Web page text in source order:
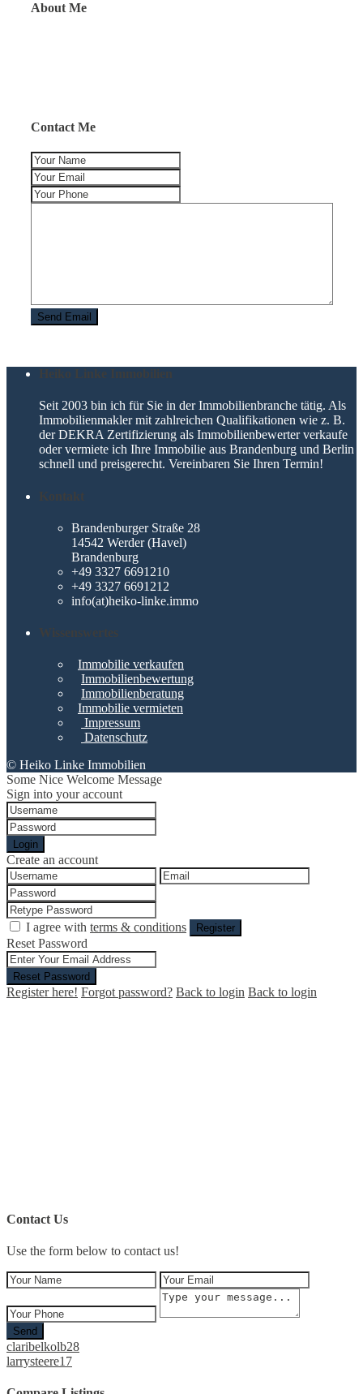
About Me
Contact Me
Heiko Linke Immobilien
Seit 2003 bin ich für Sie in der Immobilienbranche tätig. Als
Immobilienmakler mit zahlreichen Qualifikationen wie z. B.
der DEKRA Zertifizierung als Immobilienbewerter verkaufe
oder vermiete ich Ihre Immobilie aus Brandenburg und Berlin
schnell und preisgerecht. Vereinbaren Sie Ihren Termin!
Kontakt
Brandenburger Straße 28
14542 Werder (Havel)
Brandenburg
+49 3327 6691210
+49 3327 6691212
info(at)heiko-linke.immo
Wissenswertes
Immobilie verkaufen
Immobilienbewertung
Immobilienberatung
Immobilie vermieten
Impressum
Datenschutz
© Heiko Linke Immobilien
Some Nice Welcome Message
Sign into your account
Login
Create an account
I agree with terms & conditions Register
Reset Password
Reset Password
Register here! Forgot password? Back to login Back to login
Contact Us
Use the form below to contact us!
Send
claribelkolb28
larrysteere17